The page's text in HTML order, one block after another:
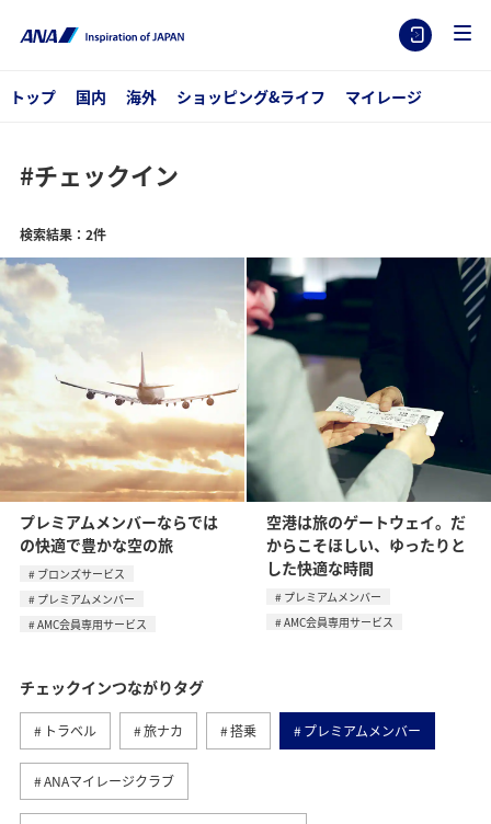
トップ 国内 海外 ショッピング&ライフ マイレージ
#チェックイン
検索結果：2件
プレミアムメンバーならでは
の快適で豊かな空の旅
ブロンズサービス
プレミアムメンバー
AMC会員専用サービス
空港は旅のゲートウェイ。だ
からこそほしい、ゆったりと
した快適な時間
プレミアムメンバー
AMC会員専用サービス
チェックインつながりタグ
トラベル 旅ナカ 搭乗 プレミアムメンバー
ANAマイレージクラブ